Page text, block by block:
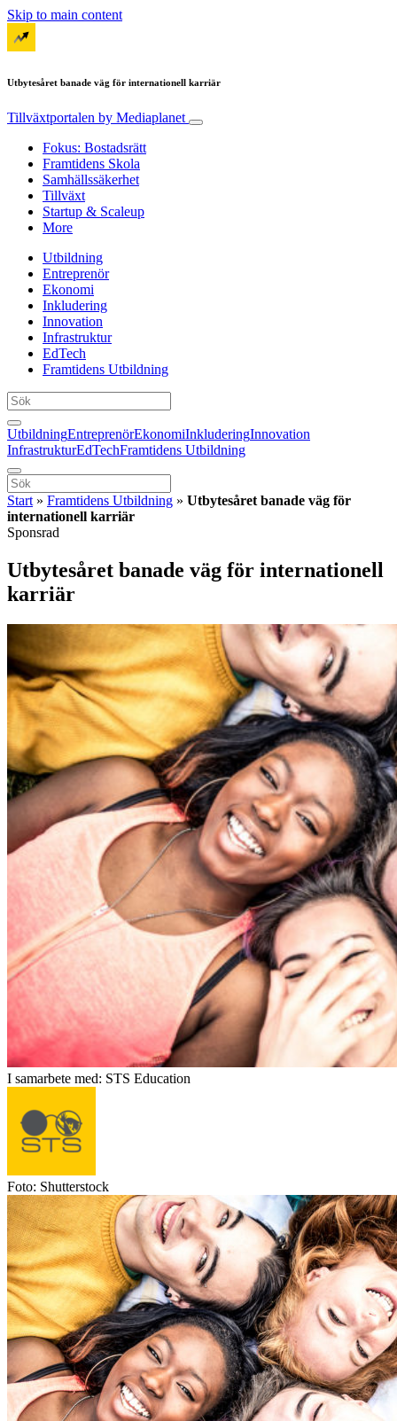
Skip to main content
Utbytesåret banade väg för internationell karriär
Tillväxtportalen by Mediaplanet
Fokus: Bostadsrätt
Framtidens Skola
Samhällssäkerhet
Tillväxt
Startup & Scaleup
More
Utbildning
Entreprenör
Ekonomi
Inkludering
Innovation
Infrastruktur
EdTech
Framtidens Utbildning
UtbildningEntreprenörEkonomiInkluderingInnovation
InfrastrukturEdTechFramtidens Utbildning
Start » Framtidens Utbildning » Utbytesåret banade väg för
internationell karriär
Sponsrad
Utbytesåret banade väg för internationell
karriär
I samarbete med: STS Education
Foto: Shutterstock